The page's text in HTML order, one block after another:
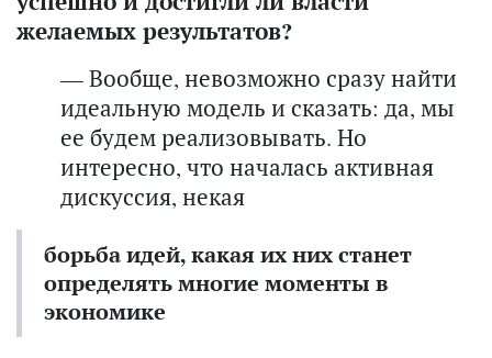
желаемых результатов?
— Вообще, невозможно сразу найти
идеальную модель и сказать: да, мы
ее будем реализовывать. Но
интересно, что началась активная
дискуссия, некая
борьба идей, какая их них станет
определять многие моменты в
экономике